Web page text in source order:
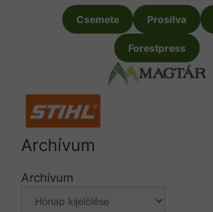
Csemete Prosilva
Forestpress
Archívum
Archívum